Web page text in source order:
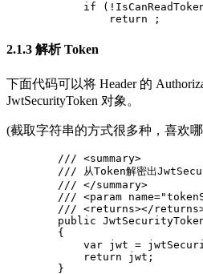
if
                return ;
2.1.3 解析 Token
下面代码可以将 Header 的
JwtSecurityToken 对象。
(截取字符串的方式很多种，喜欢
        /// <summary>
/// 从Token解密出
        /// </summary>
/// <param
/// <returns></
public
        {
var jwt =
            return jwt;
        }